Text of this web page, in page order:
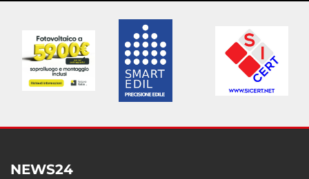
NEWS24